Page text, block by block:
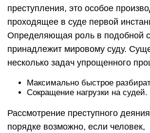
преступления, это особое
проходящее в суде первой
Определяющая роль в подобной
принадлежит мировому суду.
несколько задач упрощенного
Максимально быстрое
Сокращение нагрузки на судей.
Рассмотрение преступного
порядке возможно, если человек,